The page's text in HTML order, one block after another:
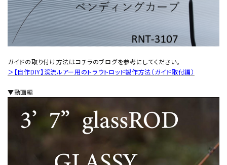
ガイドの取り付け方法はコチラのブログを参考にしてください。
＞【自作DIY】渓流ルアー用のトラウトロッド製作方法（ガイド取付編）
▼動画編